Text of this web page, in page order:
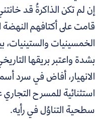
إن لم تكن الذاكرةُ قد
قامت على أكتافهم
الخمسينيات والستينيات،
بشدة واعتبر بريقها
الانهيار، أفاض في سرد
استثنائية للمسرح
سطحية التناوُل في رأيه.